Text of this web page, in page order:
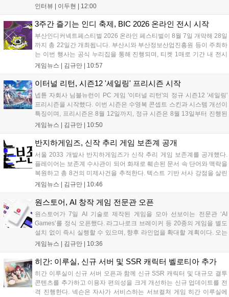
장이던 이민정이 이사를 맡았다. 출범 한 달여 만에 위메이드맥스의 전
들어왔다. 서비스 중인...
인터뷰 | 이두현 12:00
3주간 즐기는 인디 축제, BIC 2026 온라인 전시 시작
부산인디커넥트페스티벌 2026 온라인 페스티벌이 8월 7일 개막해 28일
까지 총 22일간 개최됩니다. 부산시와 부산정보산업진흥원 등이 주최하
는 이번 행사는 공식 누리집을 통해 진행되며, 티켓 1매로 기간 내 전시
작을 제한 없이 체험할 수 있습니다. 일반 및 루키 부문 등 다양한 인디게
세계 누구나 참여 가능한 이번 행사는 역대 최대 규모로 열려 인디게임
생태계 확장에 기여할 전망입니다....
게임뉴스 | 김규만 10:57
이터널 리턴, 시즌12 '세일링' 프리시즌 시작
넵튠 자회사 님블뉴런이 PC 게임 '이터널 리턴'의 정규 시즌12 '세일링'
프리시즌을 시작했다. 이번 시즌은 수영복 콘셉트 스킨과 시스템 개선이
특징이며, 프리시즌은 8월 12일까지, 정규 시즌은 8월 13일부터 진행된
다. 실험체 관찰일지 추가와 후반부 전략 강화를 위한 다중 크로노 스피
대를 모으고 있다....
게임뉴스 | 김규만 10:50
반지하게임즈, 신작 추리 게임 보존계 공개
서울 2033 개발사 반지하게임즈가 신작 추리 게임 보존계를 공개했다.
플레이어는 보존계 수사관이 되어 화재로 훼손된 문서 속 단어와 맥락을
복원하고 총 8건의 미제사건을 추적한다. 텍스트 기반 서사 강점을 살린
이번 게임은 정보 조합과 사건 재구성이 핵심이며, 현재 스팀 상점 페이
개발에 박차를 가하고 있다....
게임뉴스 | 김규만 10:46
원스토어, AI 창작 게임 전문관 오픈
원스토어가 7일 AI 기술로 제작된 게임을 모아 선보이는 전문관 ‘AI
Games’를 정식 오픈했다. 라그나로크 브레이커 등 20종의 게임을 별도
설치 없이 즉시 실행할 수 있으며, 향후 라인업을 확대할 계획이다. 오는
11일부터는 게임 실행 시 할인 쿠폰을 지급하는 오픈 기념 이벤트도 진
있는 환경을 조성해 창작자와 이용자 모두에게 새로운 경험을 제공할 것
으로 기대된다....
게임뉴스 | 김규만 10:36
히간: 이루실, 신규 서버 및 SSR 캐릭터 벨로티아 추가
히간 이루실이 신규 서버 오픈과 함께 신규 SSR 캐릭터 및 대규모 결투
콘텐츠를 추가하고 이용자 편의성을 크게 개선하는 신규 업데이트를 전
격 진행한다. 넥슨은 자사가 서비스하는 서브컬처 게임 히간 이루실에